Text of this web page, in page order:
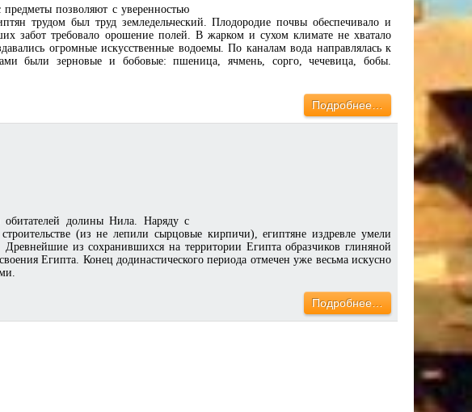
позволяют с уверенностью
трудом был труд земледельческий. Плодородие почвы обеспечивало и
забот требовало орошение полей. В жарком и сухом климате не хватало
огромные искусственные водоемы. По каналам вода направлялась к
были зерновые и бобовые: пшеница, ячмень, сорго, чечевица, бобы.
Подробнее…
долины Нила. Наряду с
(из не лепили сырцовые кирпичи), египтяне издревле умели
из сохранившихся на территории Египта образчиков глиняной
Египта. Конец додинастического периода отмечен уже весьма искусно
Подробнее…